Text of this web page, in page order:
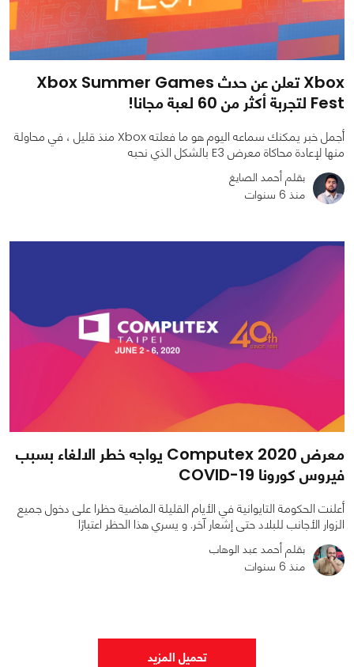
Xbox تعلن عن حدث Xbox Summer Games
Fest لتجربة أكثر من 60 لعبة مجانا!
أجمل خبر يمكنك سماعه اليوم هو ما فعلته Xbox منذ قليل ، في محاولة
منها لإعادة محاكاة معرض E3 بالشكل الذي نحبه
بقلم أحمد الصايغ
منذ 6 سنوات
معرض Computex 2020 يواجه خطر الالغاء بسبب
فيروس كورونا COVID-19
أعلنت الحكومة التايوانية في الأيام القليلة الماضية حظرا على دخول جميع
الزوار الأجانب للبلاد حتى إشعار آخر. و يسري هذا الحظر اعتبارًا
بقلم أحمد عبد الوهاب
منذ 6 سنوات
تحميل المزيد